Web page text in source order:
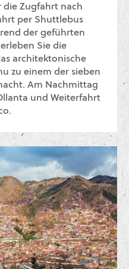
die Zugfahrt nach
per Shuttlebus
der geführten
Sie die
architektonische
zu einem der sieben
Am Nachmittag
und Weiterfahrt